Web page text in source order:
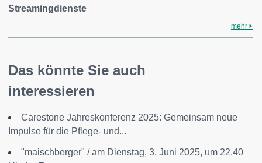
Streamingdienste
mehr
Das könnte Sie auch
interessieren
Carestone Jahreskonferenz 2025: Gemeinsam neue
Impulse für die Pflege- und...
"maischberger" / am Dienstag, 3. Juni 2025, um 22.40